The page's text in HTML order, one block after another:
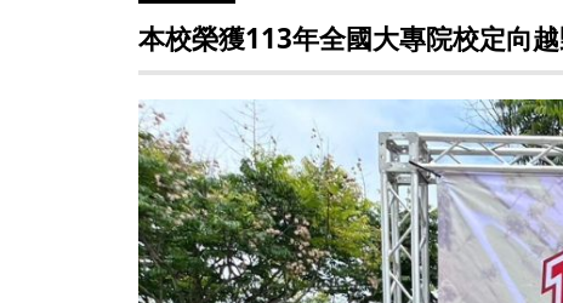
本校榮獲113年全國大專院校定向